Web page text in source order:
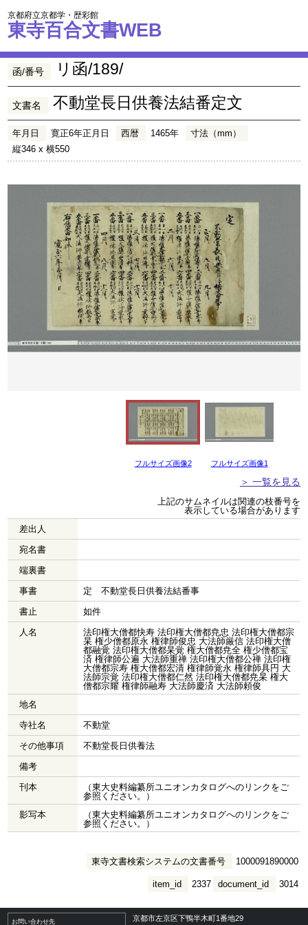
京都府立京都学・歴彩館
東寺百合文書WEB
函/番号 リ函/189/
文書名 不動堂長日供養法結番定文
年月日 寛正6年正月日 西暦 1465年
寸法（mm）
縦346 x 横550
フルサイズ画像2 フルサイズ画像1
＞ 一覧を見る
上記のサムネイルは関連の枝番号を
表示している場合があります
差出人
宛名書
端裏書
事書
定 不動堂長日供養法結番事
書止
如件
人名
法印権大僧都快寿 法印権大僧都尭忠 法印権大僧都宗
杲 権少僧都原永 権律師俊忠 大法師厳信 法印権大僧
都融覚 法印権大僧都杲覚 権大僧都尭全 権少僧都宝
済 権律師公遍 大法師重禅 法印権大僧都公禅 法印権
大僧都宗寿 権大僧都宏清 権律師覚永 権律師具円 大
法師宗覚 法印権大僧都仁然 法印権大僧都尭杲 権大
僧都宗耀 権律師融寿 大法師慶済 大法師頼俊
地名
寺社名
不動堂
その他事項
不動堂長日供養法
備考
刊本
（東大史料編纂所ユニオンカタログへのリンクをご
参照ください。）
影写本
（東大史料編纂所ユニオンカタログへのリンクをご
参照ください。）
東寺文書検索システムの文書番号 1000091890000
document_id 3014
item_id 2337
お問い合わせ先 京都市左京区下鴨半木町1番地29